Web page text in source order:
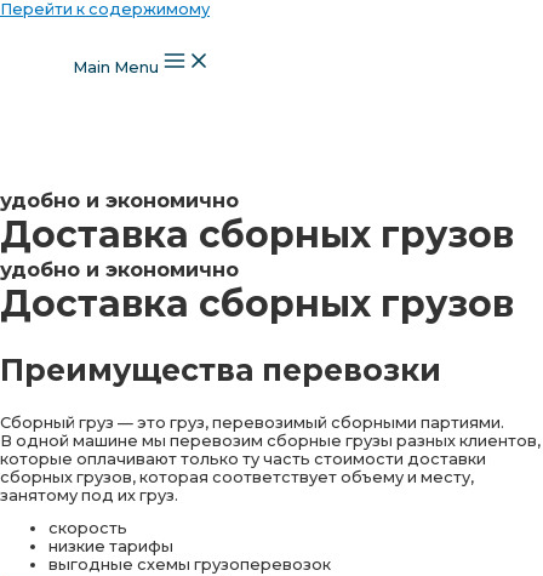
Перейти к содержимому
Main Menu
удобно и экономично
Доставка сборных грузов
удобно и экономично
Доставка сборных грузов
Преимущества перевозки
Сборный груз — это груз, перевозимый сборными партиями.
В одной машине мы перевозим сборные грузы разных клиентов,
которые оплачивают только ту часть стоимости доставки
сборных грузов, которая соответствует объему и месту,
занятому под их груз.
скорость
низкие тарифы
выгодные схемы грузоперевозок